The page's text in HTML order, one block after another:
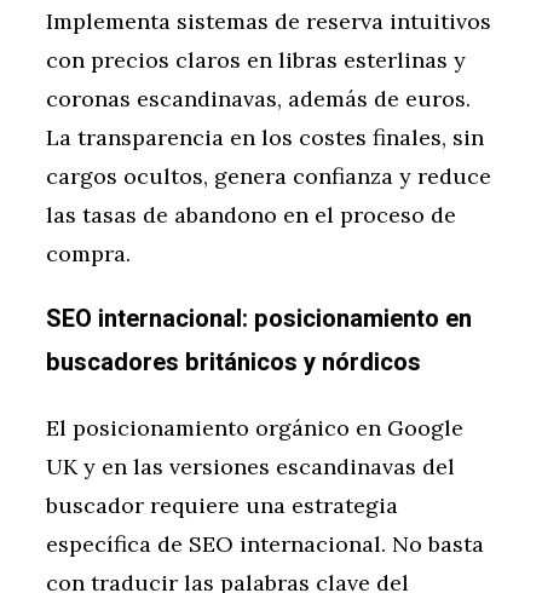
Implementa sistemas de reserva intuitivos
con precios claros en libras esterlinas y
coronas escandinavas, además de euros.
La transparencia en los costes finales, sin
cargos ocultos, genera confianza y reduce
las tasas de abandono en el proceso de
compra.
SEO internacional: posicionamiento en
buscadores británicos y nórdicos
El posicionamiento orgánico en Google
UK y en las versiones escandinavas del
buscador requiere una estrategia
específica de SEO internacional. No basta
con traducir las palabras clave del